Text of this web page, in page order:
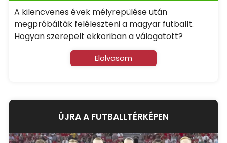
A kilencvenes évek mélyrepülése után
megpróbálták feléleszteni a magyar futballt.
Hogyan szerepelt ekkoriban a válogatott?
Elolvasom
ÚJRA A FUTBALLTÉRKÉPEN